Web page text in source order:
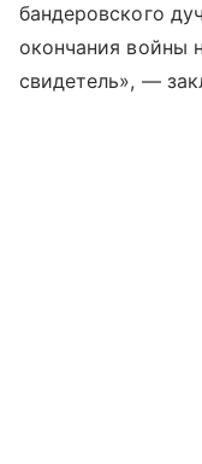
бандеровского
окончания войны
свидетель», —